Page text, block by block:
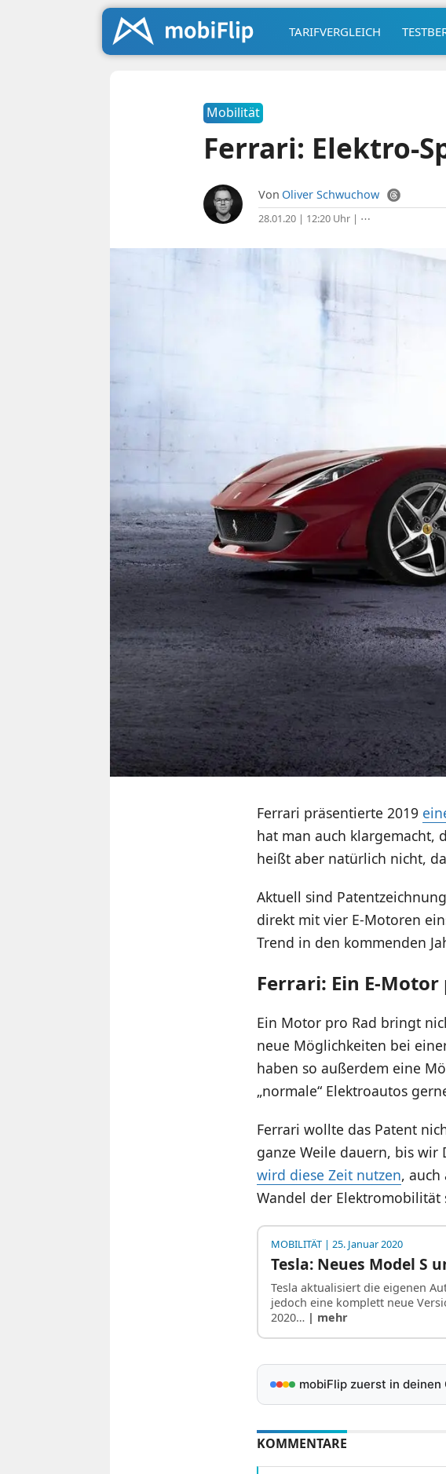
TARIFVERGLEICH
Mobilität
Ferrari: Elektro-
Von Oliver Schwuchow
28.01.20 | 12:20 Uhr| ⋯
Ferrari präsentierte 2019
hat man auch klargemacht,
heißt aber natürlich nicht,
Aktuell sind
direkt mit vier E-Motoren
Trend in den kommenden
Ferrari: Ein E-Motor
Ein Motor pro Rad bringt
neue Möglichkeiten bei
haben so außerdem eine
„normale“ Elektroautos
Ferrari wollte das Patent
ganze Weile dauern, bis wir
wird diese Zeit nutzen,
Wandel der Elektromobilität
MOBILITÄT| 25. Januar 2020
Tesla: Neues Model S
Tesla aktualisiert die eigenen
jedoch eine komplett neue
2020… | mehr
mobiFlip zuerst in deinen
KOMMENTARE